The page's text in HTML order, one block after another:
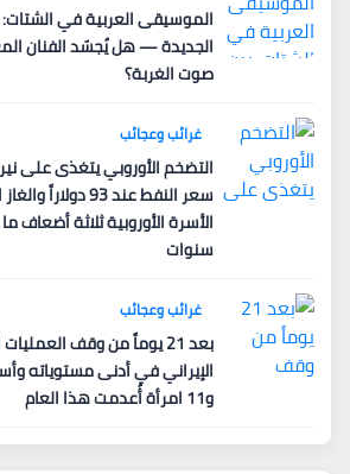
الموسيقى العربية في الشتات:
الجديدة — هل يُجسّد الفنان
صوت الغربة؟
غرائب وعجائب
التضخم الأوروبي يتغذى على
سعر النفط عند 93
الأسرة الأوروبية ثلاثة أضعاف
سنوات
غرائب وعجائب
بعد 21 يوماً من وقف
الإيراني في أدنى مستوياته
و11 امرأة أُعدمت هذا العام